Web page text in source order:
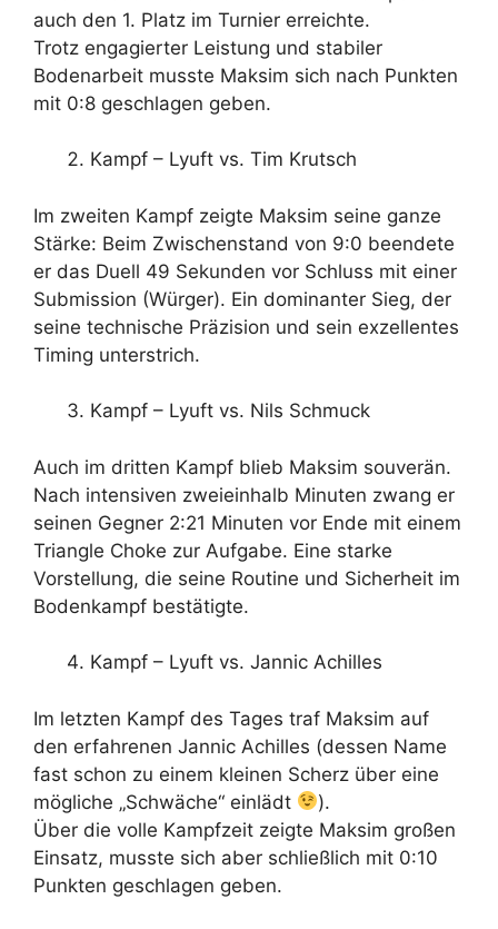
auch den 1. Platz im Turnier erreichte.
Trotz engagierter Leistung und stabiler
Bodenarbeit musste Maksim sich nach Punkten
mit 0:8 geschlagen geben.
Kampf – Lyuft vs. Tim Krutsch
Im zweiten Kampf zeigte Maksim seine ganze
Stärke: Beim Zwischenstand von 9:0 beendete
er das Duell 49 Sekunden vor Schluss mit einer
Submission (Würger). Ein dominanter Sieg, der
seine technische Präzision und sein exzellentes
Timing unterstrich.
Kampf – Lyuft vs. Nils Schmuck
Auch im dritten Kampf blieb Maksim souverän.
Nach intensiven zweieinhalb Minuten zwang er
seinen Gegner 2:21 Minuten vor Ende mit einem
Triangle Choke zur Aufgabe. Eine starke
Vorstellung, die seine Routine und Sicherheit im
Bodenkampf bestätigte.
Kampf – Lyuft vs. Jannic Achilles
Im letzten Kampf des Tages traf Maksim auf
den erfahrenen Jannic Achilles (dessen Name
fast schon zu einem kleinen Scherz über eine
mögliche „Schwäche“ einlädt
).
Über die volle Kampfzeit zeigte Maksim großen
Einsatz, musste sich aber schließlich mit 0:10
Punkten geschlagen geben.